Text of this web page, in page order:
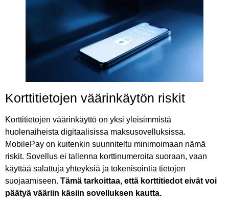
Korttitietojen väärinkäytön riskit
Korttitietojen väärinkäyttö on yksi yleisimmistä
huolenaiheista digitaalisissa maksusovelluksissa.
MobilePay on kuitenkin suunniteltu minimoimaan nämä
riskit. Sovellus ei tallenna korttinumeroita suoraan, vaan
käyttää salattuja yhteyksiä ja tokenisointia tietojen
suojaamiseen. Tämä tarkoittaa, että korttitiedot eivät voi
päätyä vääriin käsiin sovelluksen kautta.